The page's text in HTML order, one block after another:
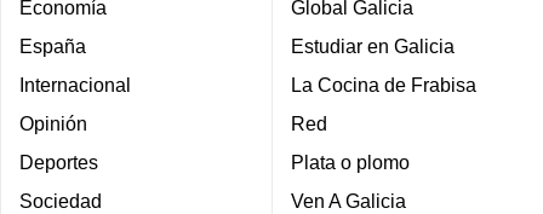
Economía
España
Internacional
Opinión
Deportes
Sociedad
Global Galicia
Estudiar en Galicia
La Cocina de Frabisa
Red
Plata o plomo
Ven A Galicia